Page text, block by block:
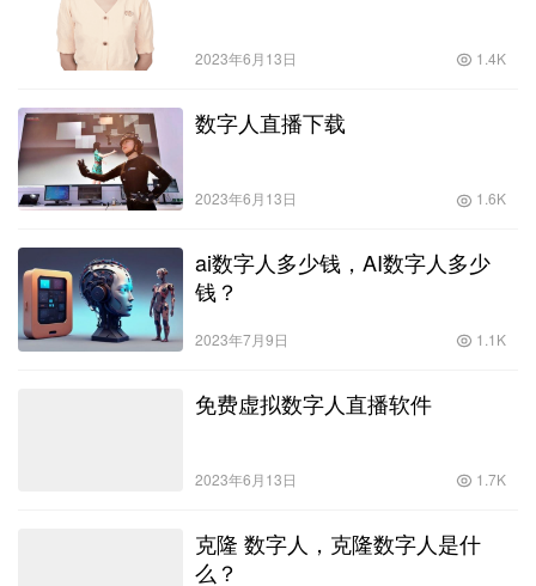
2023年6月13日 1.4K
数字人直播下载
2023年6月13日 1.6K
ai数字人多少钱，AI数字人多少
钱？
2023年7月9日 1.1K
免费虚拟数字人直播软件
2023年6月13日 1.7K
克隆 数字人，克隆数字人是什
么？